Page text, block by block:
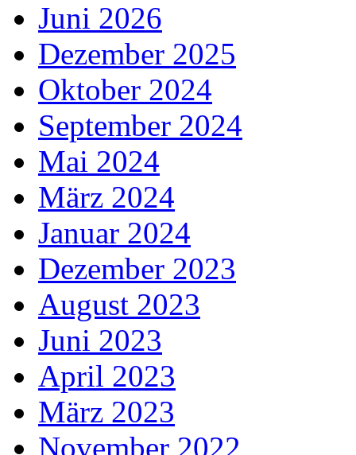
Juni 2026
Dezember 2025
Oktober 2024
September 2024
Mai 2024
März 2024
Januar 2024
Dezember 2023
August 2023
Juni 2023
April 2023
März 2023
November 2022